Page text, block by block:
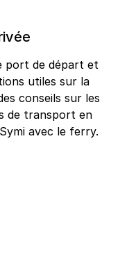
port de départ et
utiles sur la
conseils sur les
de transport en
avec le ferry.